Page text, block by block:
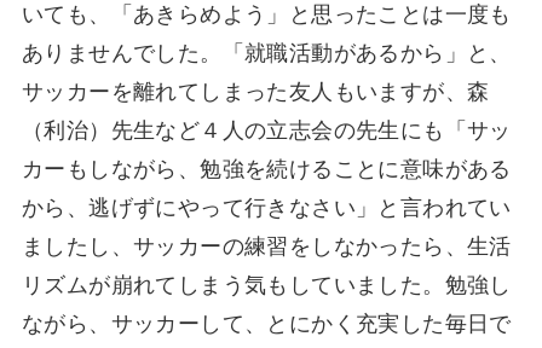
いても、「あきらめよう」と思ったことは一度も
ありませんでした。「就職活動があるから」と、
サッカーを離れてしまった友人もいますが、森
（利治）先生など４人の立志会の先生にも「サッ
カーもしながら、勉強を続けることに意味がある
から、逃げずにやって行きなさい」と言われてい
ましたし、サッカーの練習をしなかったら、生活
リズムが崩れてしまう気もしていました。勉強し
ながら、サッカーして、とにかく充実した毎日で